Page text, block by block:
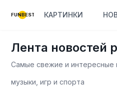
FUNBEST КАРТИНКИ
Лента новостей
Самые свежие и интересные
музыки, игр и спорта